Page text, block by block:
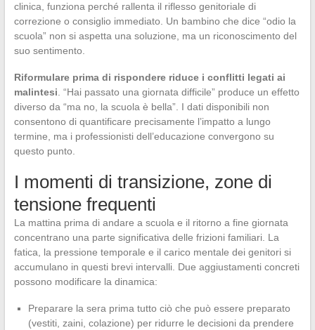
clinica, funziona perché rallenta il riflesso genitoriale di
correzione o consiglio immediato. Un bambino che dice “odio la
scuola” non si aspetta una soluzione, ma un riconoscimento del
suo sentimento.
Riformulare prima di rispondere riduce i conflitti legati ai
malintesi . “Hai passato una giornata difficile” produce un effetto
diverso da “ma no, la scuola è bella”. I dati disponibili non
consentono di quantificare precisamente l’impatto a lungo
termine, ma i professionisti dell’educazione convergono su
questo punto.
I momenti di transizione, zone di
tensione frequenti
La mattina prima di andare a scuola e il ritorno a fine giornata
concentrano una parte significativa delle frizioni familiari. La
fatica, la pressione temporale e il carico mentale dei genitori si
accumulano in questi brevi intervalli. Due aggiustamenti concreti
possono modificare la dinamica:
Preparare la sera prima tutto ciò che può essere preparato
(vestiti, zaini, colazione) per ridurre le decisioni da prendere